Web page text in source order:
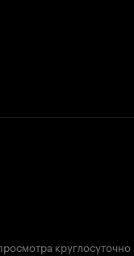
круглосуточно